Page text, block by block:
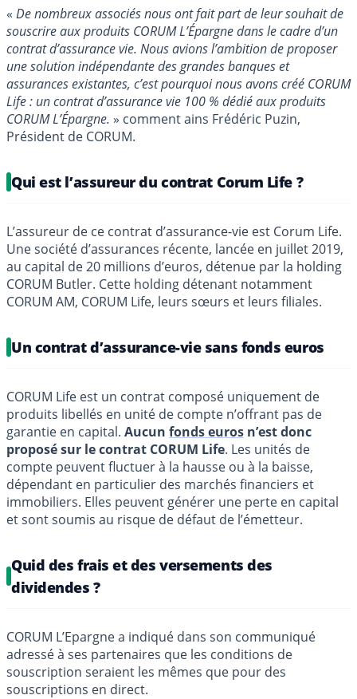
« De nombreux associés nous ont fait part de leur souhait de
souscrire aux produits CORUM L’Épargne dans le cadre d’un
contrat d’assurance vie. Nous avions l’ambition de proposer
une solution indépendante des grandes banques et
assurances existantes, c’est pourquoi nous avons créé CORUM
Life : un contrat d’assurance vie 100 % dédié aux produits
CORUM L’Épargne. » comment ains Frédéric Puzin,
Président de CORUM.
Qui est l’assureur du contrat Corum Life ?
L’assureur de ce contrat d’assurance-vie est Corum Life.
Une société d’assurances récente, lancée en juillet 2019,
au capital de 20 millions d’euros, détenue par la holding
CORUM Butler. Cette holding détenant notamment
CORUM AM, CORUM Life, leurs sœurs et leurs filiales.
Un contrat d’assurance-vie sans fonds euros
CORUM Life est un contrat composé uniquement de
produits libellés en unité de compte n’offrant pas de
garantie en capital. Aucun fonds euros n’est donc
proposé sur le contrat CORUM Life. Les unités de
compte peuvent fluctuer à la hausse ou à la baisse,
dépendant en particulier des marchés financiers et
immobiliers. Elles peuvent générer une perte en capital
et sont soumis au risque de défaut de l’émetteur.
Quid des frais et des versements des
dividendes ?
CORUM L’Epargne a indiqué dans son communiqué
adressé à ses partenaires que les conditions de
souscription seraient les mêmes que pour des
souscriptions en direct.